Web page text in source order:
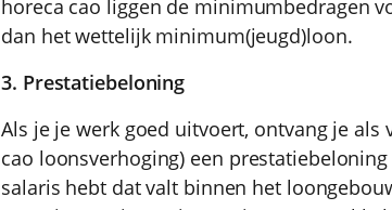
horeca cao liggen de minimumbedragen
dan het wettelijk minimum(jeugd)loon.
3. Prestatiebeloning
Als je je werk goed uitvoert, ontvang je als
cao loonsverhoging) een
salaris hebt dat valt binnen het